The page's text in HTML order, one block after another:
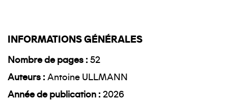
INFORMATIONS GÉNÉRALES
Nombre de pages
52
Auteurs
Antoine ULLMANN
Année de publication
2026